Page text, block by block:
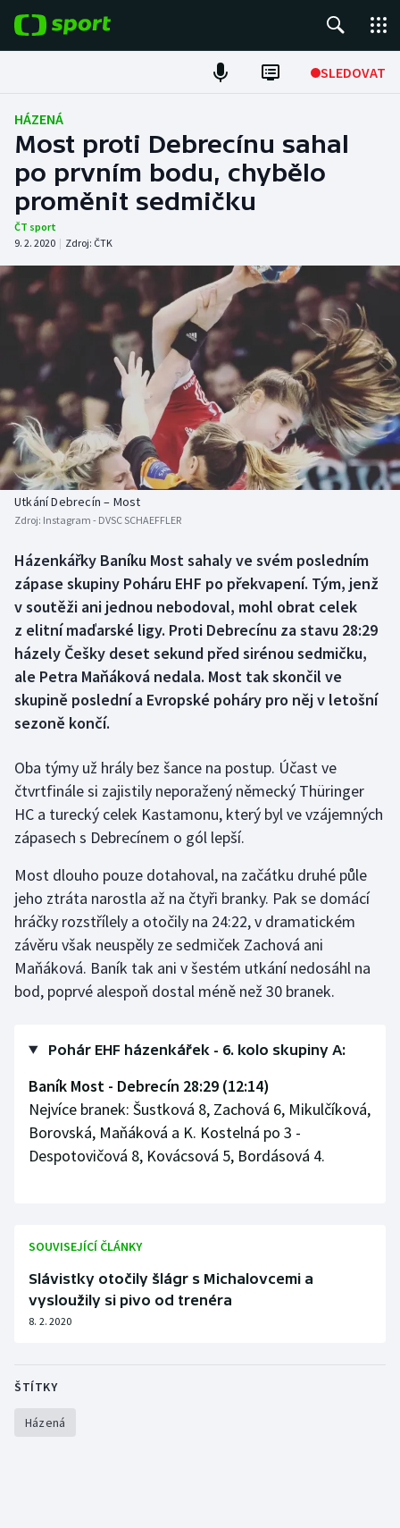
SLEDOVAT
Fotbal
Hokej
Tenis
Atletika
Cyklistika
DALŠÍ SPORTY
Americký fotbal
Baseball a softbal
Basketbal
Biatlon
Box
Curling
Dostihy
Florbal
Futsal
Golf
Gymnastika
Házená
Jezdectví
Judo
Lezení
Lyže a snowboard
Moderní pětiboj
Parasport
Plavání
NEPŘEHLÉDNĚTE
Soutěže
Historické návraty
Aplikace ČT sport
HÁZENÁ
Most proti Debrecínu sahal
po prvním bodu, chybělo
proměnit sedmičku
ČT sport
9. 2. 2020 | Zdroj: ČTK
Utkání Debrecín – Most
Zdroj: Instagram - DVSC SCHAEFFLER
Házenkářky Baníku Most sahaly ve svém posledním
zápase skupiny Poháru EHF po překvapení. Tým, jenž
v soutěži ani jednou nebodoval, mohl obrat celek
z elitní maďarské ligy. Proti Debrecínu za stavu 28:29
házely Češky deset sekund před sirénou sedmičku,
ale Petra Maňáková nedala. Most tak skončil ve
skupině poslední a Evropské poháry pro něj v letošní
sezoně končí.
Oba týmy už hrály bez šance na postup. Účast ve
čtvrtfinále si zajistily neporažený německý Thüringer
HC a turecký celek Kastamonu, který byl ve vzájemných
zápasech s Debrecínem o gól lepší.
Most dlouho pouze dotahoval, na začátku druhé půle
jeho ztráta narostla až na čtyři branky. Pak se domácí
hráčky rozstřílely a otočily na 24:22, v dramatickém
závěru však neuspěly ze sedmiček Zachová ani
Maňáková. Baník tak ani v šestém utkání nedosáhl na
bod, poprvé alespoň dostal méně než 30 branek.
Pohár EHF házenkářek - 6. kolo skupiny A:
Baník Most - Debrecín 28:29 (12:14)
Nejvíce branek: Šustková 8, Zachová 6, Mikulčíková,
Borovská, Maňáková a K. Kostelná po 3 -
Despotovičová 8, Kovácsová 5, Bordásová 4.
SOUVISEJÍCÍ ČLÁNKY
Slávistky otočily šlágr s Michalovcemi a
vysloužily si pivo od trenéra
8. 2. 2020
ŠTÍTKY
Házená